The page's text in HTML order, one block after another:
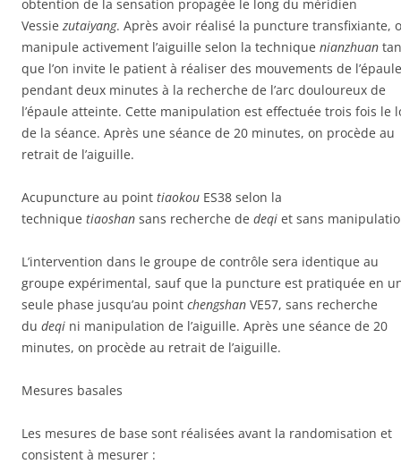
obtention de la sensation propagée le long du méridien
Vessie zutaiyang. Après avoir réalisé la puncture transfixiante,
manipule activement l’aiguille selon la technique nianzhuan
que l’on invite le patient à réaliser des mouvements de l’épaule
pendant deux minutes à la recherche de l’arc douloureux de
l’épaule atteinte. Cette manipulation est effectuée trois fois le
de la séance. Après une séance de 20 minutes, on procède au
retrait de l’aiguille.
Acupuncture au point tiaokou ES38 selon la
technique tiaoshan sans recherche de deqi et sans
L’intervention dans le groupe de contrôle sera identique au
groupe expérimental, sauf que la puncture est pratiquée en
seule phase jusqu’au point chengshan VE57, sans recherche
du deqi ni manipulation de l’aiguille. Après une séance de 20
minutes, on procède au retrait de l’aiguille.
Mesures basales
Les mesures de base sont réalisées avant la randomisation et
consistent à mesurer :